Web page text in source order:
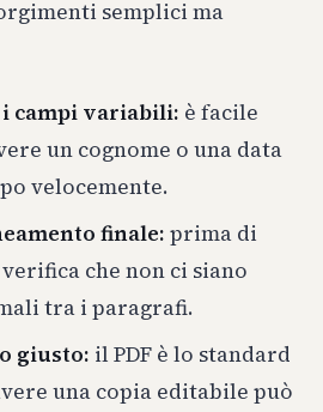
semplici ma
campi variabili: è facile
un cognome o una data
velocemente.
finale: prima di
che non ci siano
tra i paragrafi.
giusto: il PDF è lo standard
una copia editabile può